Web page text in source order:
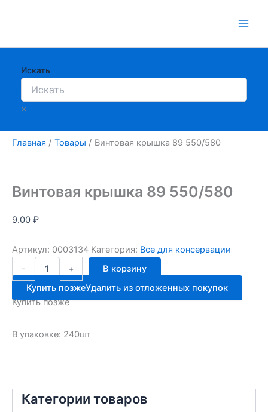
Искать
×
Главная Товары Винтовая крышка 89 550/580
Категории товаров
Винтовая крышка 89 550/580
9.00 ₽
Артикул: 0003134 Категория: Все для консервации
-
Количество
товара
Винтовая
крышка
89
+
В корзину
Купить позжеУдалить из отложенных покупок
Купить позже
В упаковке: 240шт